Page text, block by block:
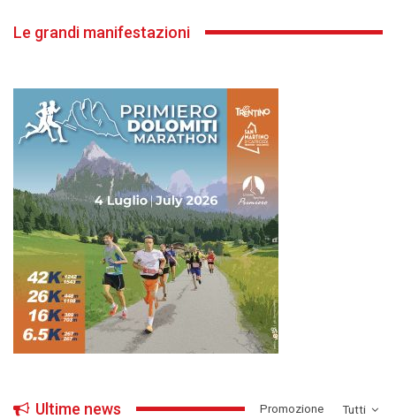
Le grandi manifestazioni
Tutti
Ultime news ­Promozione